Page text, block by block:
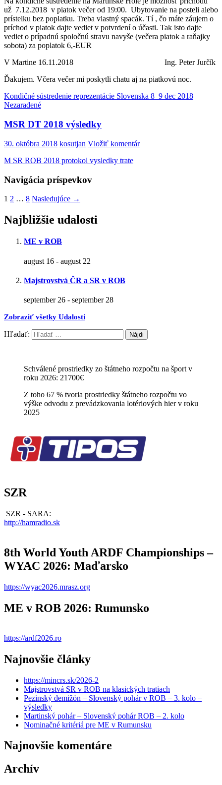
už 7.12.2018 v piatok večer od 19:00. Ubytovanie na posteli alebo
prístelku bez poplatku. Treba vlastný spacák. Tí , čo máte záujem o
príchod v piatok dajte vediet v potvrdení o účasti. Tak isto dajte
vediet o prípadnú spoločnú stravu navyše (večera piatok a raňajky
sobota) za poplatok 6,-EUR
V Martine 16.11.2018 Ing. Peter Jurčík
Ďakujem. Včera večer mi poskytli chatu aj na piatkovú noc.
Kondičné sústredenie reprezentácie Slovenska 8_9 dec 2018
Nezaradené
MSR DT 2018 výsledky
30. októbra 2018 kosutjan Vložiť komentár
M SR ROB 2018 protokol vysledky trate
Navigácia príspevkov
1 2 … 8 Nasledujúce →
Najbližšie udalosti
ME v ROB
august 16 - august 22
Majstrovstvá ČR a SR v ROB
september 26 - september 28
Zobraziť všetky Udalosti
Hľadať:
Schválené prostriedky zo štátneho rozpočtu na šport v
roku 2026: 21700€
Z toho 67 % tvoria prostriedky štátneho rozpočtu vo
výške odvodu z prevádzkovania lotériových hier v roku
2025
SZR
SZR - SARA:
http://hamradio.sk
8th World Youth ARDF Championships –
WYAC 2026: Maďarsko
https://wyac2026.mrasz.org
ME v ROB 2026: Rumunsko
https://ardf2026.ro
Najnovšie články
https://mincrs.sk/2026-2
Majstrovstvá SR v ROB na klasických tratiach
Pezinský demižón – Slovenský pohár v ROB – 3. kolo –
výsledky
Martinský pohár – Slovenský pohár ROB – 2. kolo
Nominačné kritériá pre ME v Rumunsku
Najnovšie komentáre
Archív